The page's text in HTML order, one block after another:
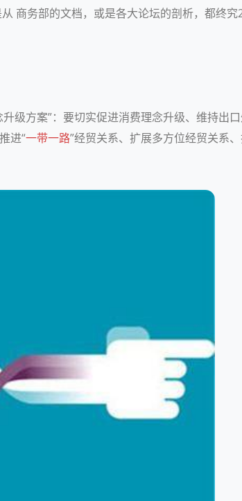
商务部的文档，或是各大论坛的剖析，都终
级方案”：要切实促进消费理念升级、维持出
进“一带一路”经贸关系、扩展多方位经贸关系